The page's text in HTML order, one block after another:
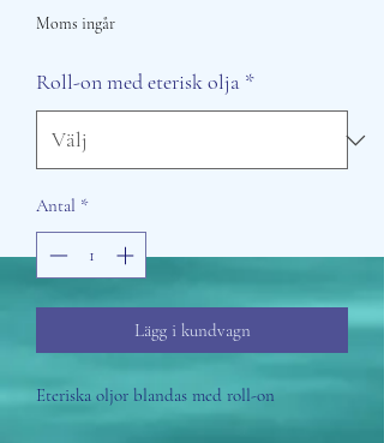
Moms ingår
Roll-on med eterisk olja *
Antal *
Lägg i kundvagn
Eteriska oljor blandas med roll-on